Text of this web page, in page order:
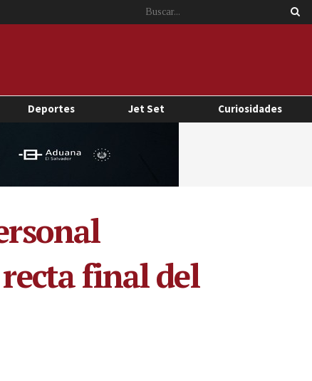
Deportes Jet Set Curiosidades
final del